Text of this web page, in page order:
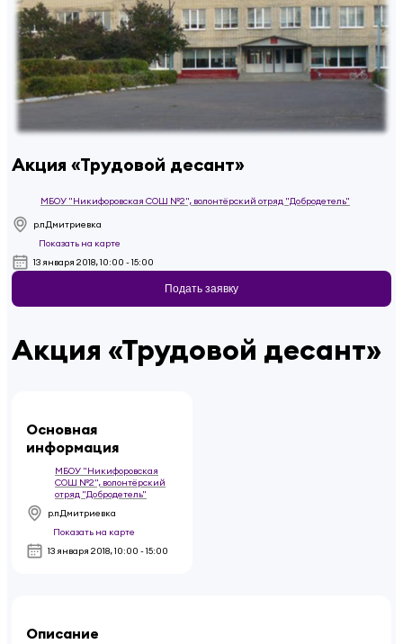
Акция «Трудовой десант»
МБОУ "Никифоровская СОШ №2", волонтёрский отряд "Добродетель"
р.п.Дмитриевка
Показать на карте
13 января 2018, 10:00 - 15:00
Подать заявку
Акция «Трудовой десант»
Основная
информация
МБОУ "Никифоровская
СОШ №2", волонтёрский
отряд "Добродетель"
р.п.Дмитриевка
Показать на карте
13 января 2018,10:00 - 15:00
Описание